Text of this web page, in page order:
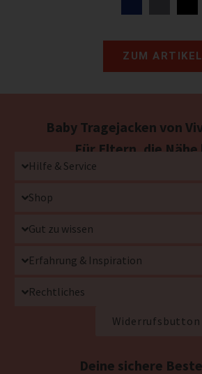
ZUM ARTIKEL
Baby Tragejacken von
Für Eltern, die Nähe
Hilfe & Service
Shop
Gut zu wissen
Erfahrung & Inspiration
Rechtliches
Widerrufsbutton
Deine sichere